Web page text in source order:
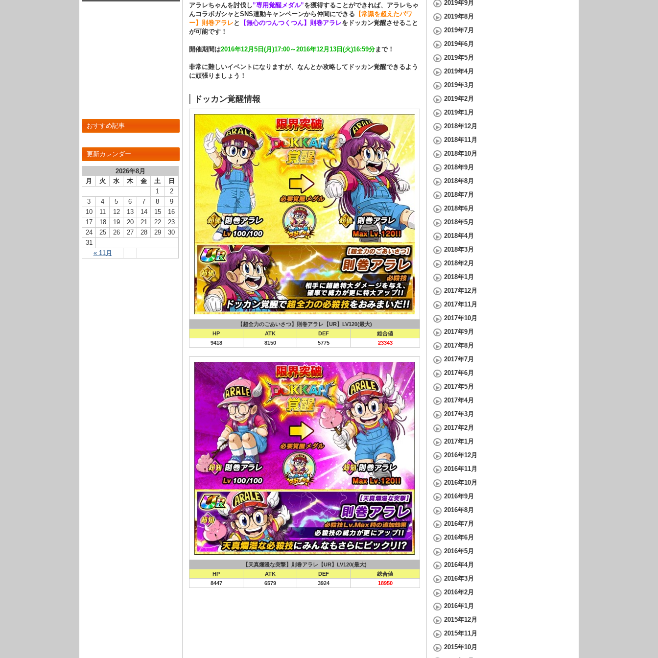
おすすめ記事
更新カレンダー
2026年8月
月
火 水 木 金 土 日
« 11月
1
2
3
4 5 6 7 8
9
10
11 12 13 14 15
16
17
18 19 20 21 22
23
24
25 26 27 28 29
30
31
アラレちゃんを討伐し”専用覚醒メダル”を獲得することができれば、アラレちゃ
んコラボガシャとSNS連動キャンペーンから仲間にできる 【常識を超えたパワ
ー】則巻アラレ と 【無心のつんつくつん】則巻アラレをドッカン覚醒させること
が可能です！
開催期間は2016年12月5日(月)17:00～2016年12月13日(火)16:59分まで！
非常に難しいイベントになりますが、なんとか攻略してドッカン覚醒できるよう
に頑張りましょう！
ドッカン覚醒情報
【超全力のごあいさつ】則巻アラレ【UR】LV120(最大)
HP
ATK DEF
総合値
9418
8150 5775 23343
【天真爛漫な突撃】則巻アラレ【UR】LV120(最大)
HP
ATK DEF
総合値
8447
6579 3924 18950
2019年9月
2019年8月
2019年7月
2019年6月
2019年5月
2019年4月
2019年3月
2019年2月
2019年1月
2018年12月
2018年11月
2018年10月
2018年9月
2018年8月
2018年7月
2018年6月
2018年5月
2018年4月
2018年3月
2018年2月
2018年1月
2017年12月
2017年11月
2017年10月
2017年9月
2017年8月
2017年7月
2017年6月
2017年5月
2017年4月
2017年3月
2017年2月
2017年1月
2016年12月
2016年11月
2016年10月
2016年9月
2016年8月
2016年7月
2016年6月
2016年5月
2016年4月
2016年3月
2016年2月
2016年1月
2015年12月
2015年11月
2015年10月